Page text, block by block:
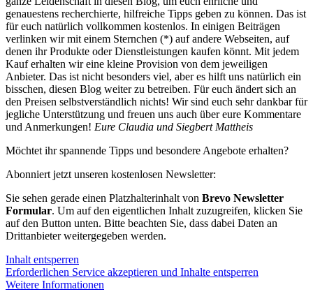
genauestens recherchierte, hilfreiche Tipps geben zu können. Das ist
für euch natürlich vollkommen kostenlos. In einigen Beiträgen
verlinken wir mit einem Sternchen (*) auf andere Webseiten, auf
denen ihr Produkte oder Dienstleistungen kaufen könnt. Mit jedem
Kauf erhalten wir eine kleine Provision von dem jeweiligen
Anbieter. Das ist nicht besonders viel, aber es hilft uns natürlich ein
bisschen, diesen Blog weiter zu betreiben. Für euch ändert sich an
den Preisen selbstverständlich nichts! Wir sind euch sehr dankbar für
jegliche Unterstützung und freuen uns auch über eure Kommentare
und Anmerkungen! Eure Claudia und Siegbert Mattheis
Möchtet ihr spannende Tipps und besondere Angebote erhalten?
Abonniert jetzt unseren kostenlosen Newsletter:
Sie sehen gerade einen Platzhalterinhalt von Brevo Newsletter
Formular. Um auf den eigentlichen Inhalt zuzugreifen, klicken Sie
auf den Button unten. Bitte beachten Sie, dass dabei Daten an
Drittanbieter weitergegeben werden.
Inhalt entsperren
Erforderlichen Service akzeptieren und Inhalte entsperren
Weitere Informationen